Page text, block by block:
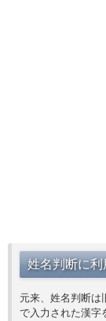
姓名判断に
元来、姓名判断は
で入力された漢字